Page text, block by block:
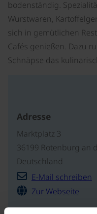
bodenständig.
Wurstwaren,
sich in gemütlichen
Cafés genießen. Dazu
Schnäpse das
Adresse
Marktplatz 3
36199 Rotenburg an
Deutschland
E-Mail schreiben
Zur Webseite